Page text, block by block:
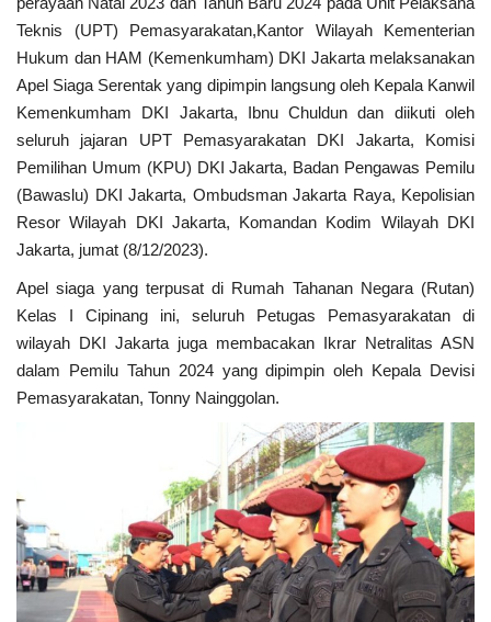
Olahraga
Kesehatan
Layanan Publik
Perempuan/Anak
Teknis (UPT) Pemasyarakatan,Kantor Wilayah Kementerian
Hukum dan HAM (Kemenkumham) DKI Jakarta melaksanakan
Apel Siaga Serentak yang dipimpin langsung oleh Kepala Kanwil
Kemenkumham DKI Jakarta, Ibnu Chuldun dan diikuti oleh
seluruh jajaran UPT Pemasyarakatan DKI Jakarta, Komisi
Pemilihan Umum (KPU) DKI Jakarta, Badan Pengawas Pemilu
(Bawaslu) DKI Jakarta, Ombudsman Jakarta Raya, Kepolisian
Resor Wilayah DKI Jakarta, Komandan Kodim Wilayah DKI
Jakarta, jumat (8/12/2023).
Apel siaga yang terpusat di Rumah Tahanan Negara (Rutan)
Kelas I Cipinang ini, seluruh Petugas Pemasyarakatan di
wilayah DKI Jakarta juga membacakan Ikrar Netralitas ASN
dalam Pemilu Tahun 2024 yang dipimpin oleh Kepala Devisi
Pemasyarakatan, Tonny Nainggolan.